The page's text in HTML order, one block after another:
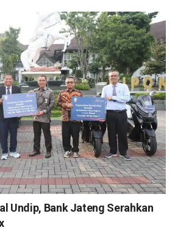
Undip, Bank Jateng Serahkan